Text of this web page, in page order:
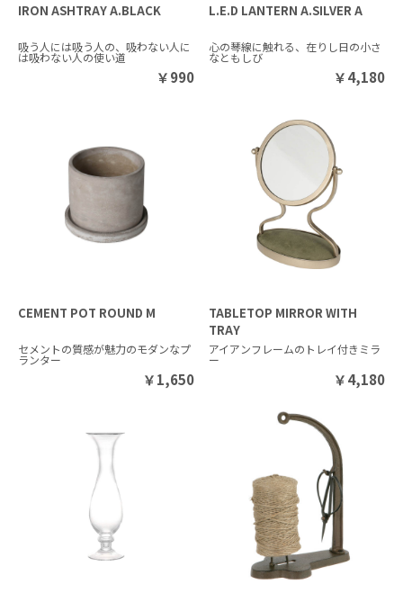
IRON ASHTRAY A.BLACK
吸う人には吸う人の、吸わない人に
は吸わない人の使い道
￥990
L.E.D LANTERN A.SILVER A
心の琴線に触れる、在りし日の小さ
なともしび
￥4,180
CEMENT POT ROUND M
セメントの質感が魅力のモダンなプ
ランター
￥1,650
TABLETOP MIRROR WITH
TRAY
アイアンフレームのトレイ付きミラ
ー
￥4,180